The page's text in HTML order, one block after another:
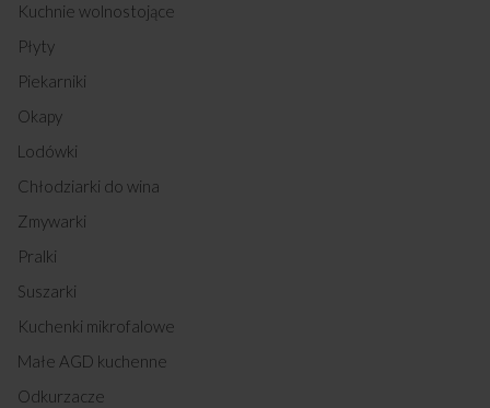
Czy ta pralka posiada szybki program
prania?
Czy w tej pralce możliwe jest zatrzymanie
cyklu?
Jaka jest maksymalna szybkość wirowania
Kuchnie wolnostojące
Płyty
Piekarniki
Okapy
Lodówki
Chłodziarki do wina
Zmywarki
Pralki
Suszarki
Kuchenki mikrofalowe
Małe AGD kuchenne
Odkurzacze